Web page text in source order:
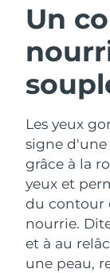
Un
Les yeux
signe d'une
grâce à la
yeux et
du contour
nourrie.
et à au
une peau,